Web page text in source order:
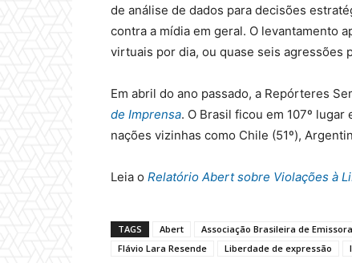
de análise de dados para decisões
contra a mídia em geral. O levantamento
virtuais por dia, ou quase seis agressões
Em abril do ano passado, a Repórteres
de Imprensa. O Brasil ficou em 107º
nações vizinhas como Chile (51º),
Leia o Relatório Abert sobre Violações à
TAGS Abert Associação Brasileira de
Flávio Lara Resende
Liberdade de expressão